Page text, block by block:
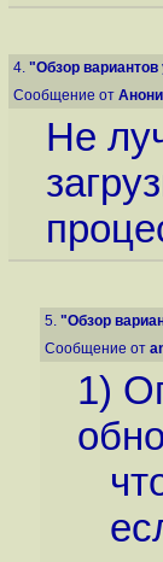
4. "Обзор вариантов
Сообщение от
Не
5. "Обзор
Сообщение от
1)